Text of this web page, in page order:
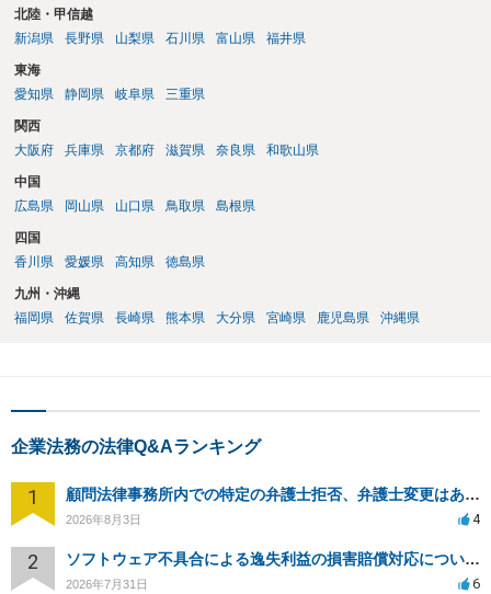
北陸・甲信越
新潟県
長野県 山梨県 石川県 富山県 福井県
東海
愛知県
静岡県 岐阜県 三重県
関西
大阪府
兵庫県 京都府 滋賀県 奈良県 和歌山県
中国
広島県
岡山県 山口県 鳥取県 島根県
四国
香川県
愛媛県 高知県 徳島県
九州・沖縄
福岡県
佐賀県 長崎県 熊本県 大分県 宮崎県 鹿児島県 沖縄県
企業法務の法律Q&Aランキング
1 顧問法律事務所内での特定の弁護士拒否、弁護士変更はあり？一般論でも構いません。
2026年8月3日 4
2 ソフトウェア不具合による逸失利益の損害賠償対応について相談
2026年7月31日 6